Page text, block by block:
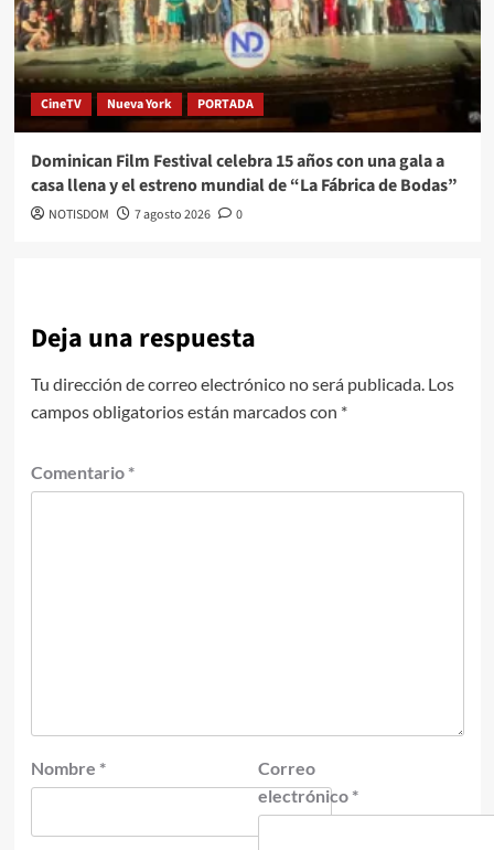
CineTV Nueva York PORTADA
Dominican Film Festival celebra 15 años con una gala a
casa llena y el estreno mundial de “La Fábrica de Bodas”
NOTISDOM 7 agosto 2026 0
Deja una respuesta
Tu dirección de correo electrónico no será publicada. Los
campos obligatorios están marcados con *
Comentario *
Nombre *
Correo
electrónico *